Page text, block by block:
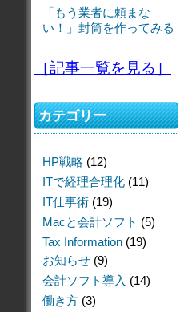
「もう業者に頼まな
い！」封筒を作ってみる
［記事一覧を見る］
カテゴリー
HP戦略 (12)
ITで経理合理化 (11)
IT仕事術 (19)
Macと会計ソフト (5)
Tax Information (19)
お知らせ (9)
会計ソフト導入 (14)
働き方 (3)